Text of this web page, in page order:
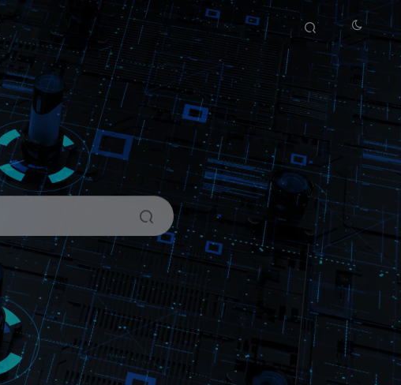
搜索
开启精彩搜索
热门搜索
运营 项目 引流 教程
源码
心里话 安装 谷歌
机场
探险家跨境导航
TikTok
Google
外网
美区ID
火箭
免费资源
电报 改密教程
标签云